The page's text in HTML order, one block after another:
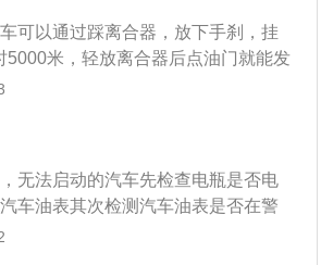
量避免在熄火之后使用车载电器；
响到电瓶容量，造成启动困难，但
成极板上的活性物质过早脱落,缩短
剧放电,造成极板弯曲,活性物质崩
可以通过踩离合器，放下手刹，挂
米，轻放离合器后点油门就能发
的方法，让汽车快速发动起来。汽
以正确的使用汽车蓄电池非常重
电压，第二个是启动电流。
无法启动的汽车先检查电瓶是否电
车油表其次检测汽车油表是否在警
3操作不当然后考虑车主是否操作